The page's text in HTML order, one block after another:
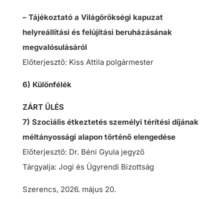
– Tájékoztató a Világörökségi kapuzat
helyreállítási és felújítási beruházásának
megvalósulásáról
Előterjesztő: Kiss Attila polgármester
6) Különfélék
ZÁRT ÜLÉS
7) Szociális étkeztetés személyi térítési díjának
méltányossági alapon történő elengedése
Előterjesztő: Dr. Béni Gyula jegyző
Tárgyalja: Jogi és Ügyrendi Bizottság
Szerencs, 2026. május 20.